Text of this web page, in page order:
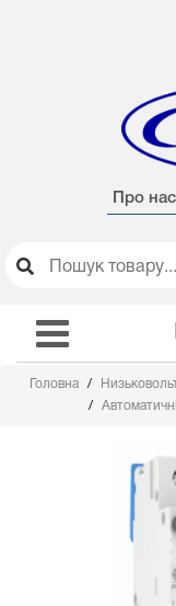
Про нас
Головна